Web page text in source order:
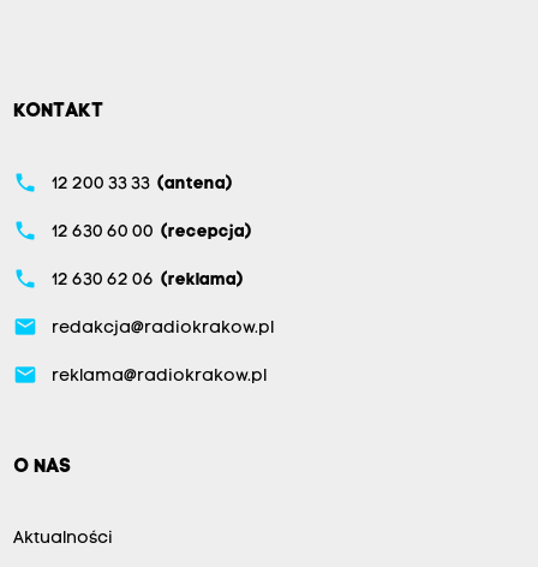
KONTAKT
phone 12 200 33 33 (antena)
phone 12 630 60 00 (recepcja)
phone 12 630 62 06 (reklama)
email redakcja@radiokrakow.pl
email reklama@radiokrakow.pl
O NAS
Aktualności